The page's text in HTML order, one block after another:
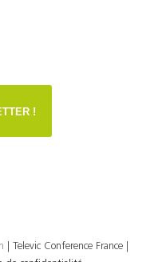
!
| Televic Conference France |